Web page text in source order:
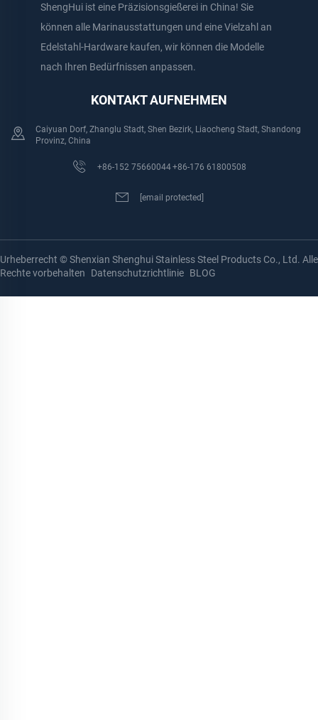
ShengHui ist eine Präzisionsgießerei in China! Sie
können alle Marinausstattungen und eine Vielzahl an
Edelstahl-Hardware kaufen, wir können die Modelle
nach Ihren Bedürfnissen anpassen.
KONTAKT AUFNEHMEN
Caiyuan Dorf, Zhanglu Stadt, Shen Bezirk, Liaocheng Stadt, Shandong
Provinz, China
+86-152 75660044+86-176 61800508
[email protected]
Urheberrecht © Shenxian Shenghui Stainless Steel Products Co., Ltd. Alle
Rechte vorbehalten
Datenschutzrichtlinie BLOG